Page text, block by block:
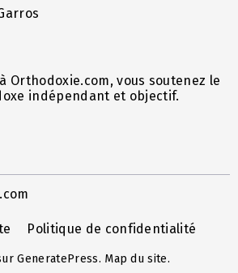
Orthodoxie.com, vous soutenez le
indépendant et objectif.
Politique de confidentialité
GeneratePress. Map du site.